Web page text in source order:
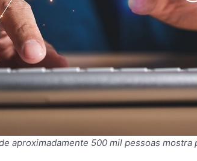
aproximadamente 500 mil pessoas